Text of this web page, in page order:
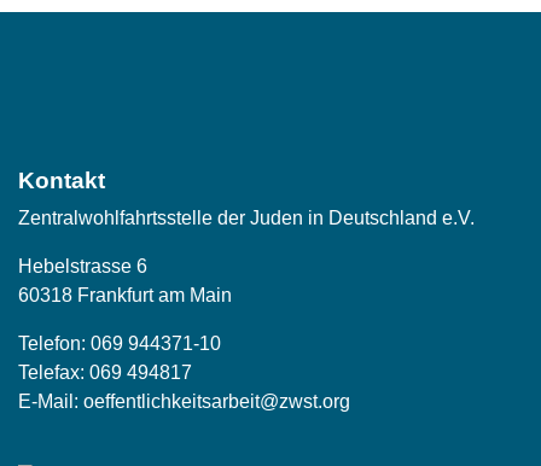
Kontakt
Zentralwohlfahrtsstelle der Juden in Deutschland e.V.
Hebelstrasse 6
60318 Frankfurt am Main
Telefon: 069 944371-10
Telefax: 069 494817
E-Mail: oeffentlichkeitsarbeit@zwst.org